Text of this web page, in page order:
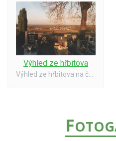
Výhled ze hřbitova
Výhled ze hřbitova na část Pazderna - 11/2001
F